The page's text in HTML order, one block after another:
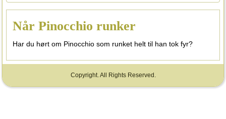
Når Pinocchio runker
Har du hørt om Pinocchio som runket helt til han tok fyr?
Copyright. All Rights Reserved.